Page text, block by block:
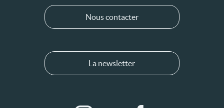
Nous contacter
La newsletter